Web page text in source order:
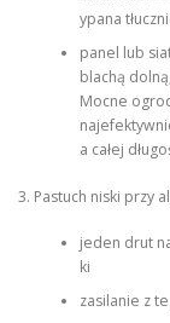
ypana
panel lub
blachą
Mocne
a całej
3. Pastuch niski przy
jeden drut
ki
zasilanie z